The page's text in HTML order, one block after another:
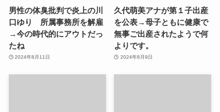
男性の体臭批判で炎上の川
口ゆり 所属事務所を解雇
→今の時代的にアウトだっ
たね
2024年8月11日
久代萌美アナが第１子出産
を公表→母子ともに健康で
無事ご出産されたようで何
よりです。
2024年8月9日